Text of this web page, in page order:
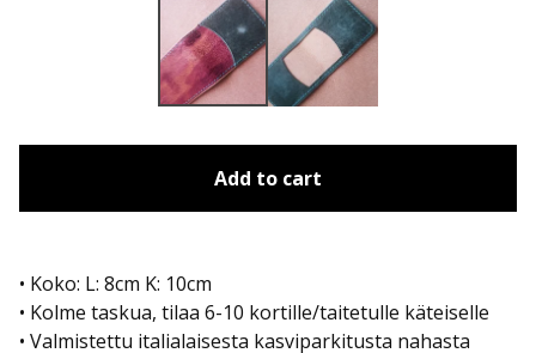
Add to cart
• Koko: L: 8cm K: 10cm
• Kolme taskua, tilaa 6-10 kortille/taitetulle käteiselle
• Valmistettu italialaisesta kasviparkitusta nahasta